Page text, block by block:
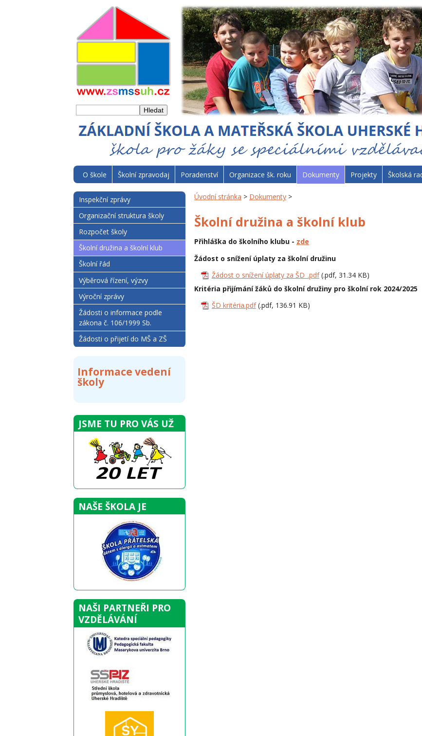
O škole Školní zpravodaj Poradenství Organizace šk. roku Dokumenty Projekty Školská
Inspekční zprávy
Organizační struktura školy
Rozpočet školy
Školní družina a školní klub
Školní řád
Výběrová řízení, výzvy
Výroční zprávy
Žádosti o informace podle
zákona č. 106/1999 Sb.
Žádosti o přijetí do MŠ a ZŠ
Informace vedení
školy
JSME TU PRO VÁS UŽ
NAŠE ŠKOLA JE
NAŠI PARTNEŘI PRO
VZDĚLÁVÁNÍ
Úvodní stránka > Dokumenty >
Školní družina a školní klub
Přihláška do školního klubu - zde
Žádost o snížení úplaty za školní družinu
Žádost o snížení úplaty za ŠD_.pdf(.pdf, 31.34 KB)
Kritéria přijímání žáků do školní družiny pro školní rok 2024/2025
ŠD kritéria.pdf(.pdf, 136.91 KB)